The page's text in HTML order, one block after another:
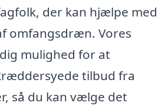
der kan hjælpe med
omfangsdræn. Vores
mulighed for at
tilbud fra
så du kan vælge det